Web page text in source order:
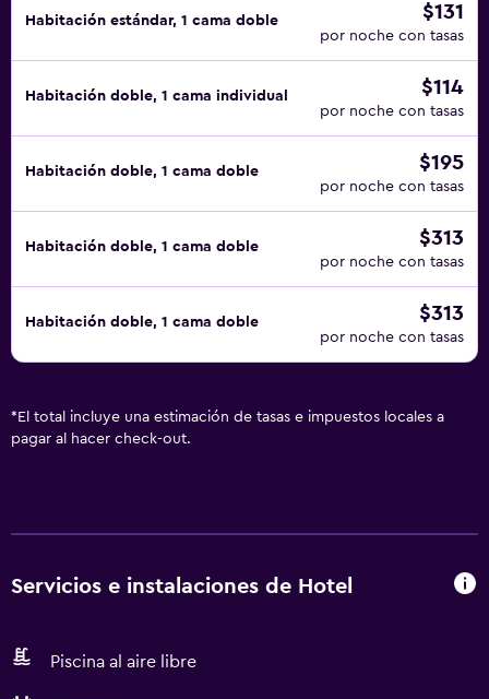
Habitación estándar, 1 cama doble $131
por noche con tasas
Habitación doble, 1 cama individual $114
por noche con tasas
Habitación doble, 1 cama doble $195
por noche con tasas
Habitación doble, 1 cama doble $313
por noche con tasas
Habitación doble, 1 cama doble $313
por noche con tasas
* El total incluye una estimación de tasas e impuestos locales a
pagar al hacer check-out.
Servicios e instalaciones de Hotel
Piscina al aire libre